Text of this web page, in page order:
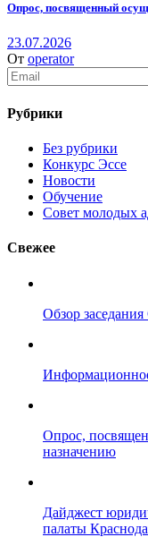
Опрос, посвященный
23.07.2026
От operator
Рубрики
Без рубрики
Конкурс Эссе
Новости
Обучение
Совет молодых
Свежее
Обзор
Опрос,
назначению
Дайджест
палаты